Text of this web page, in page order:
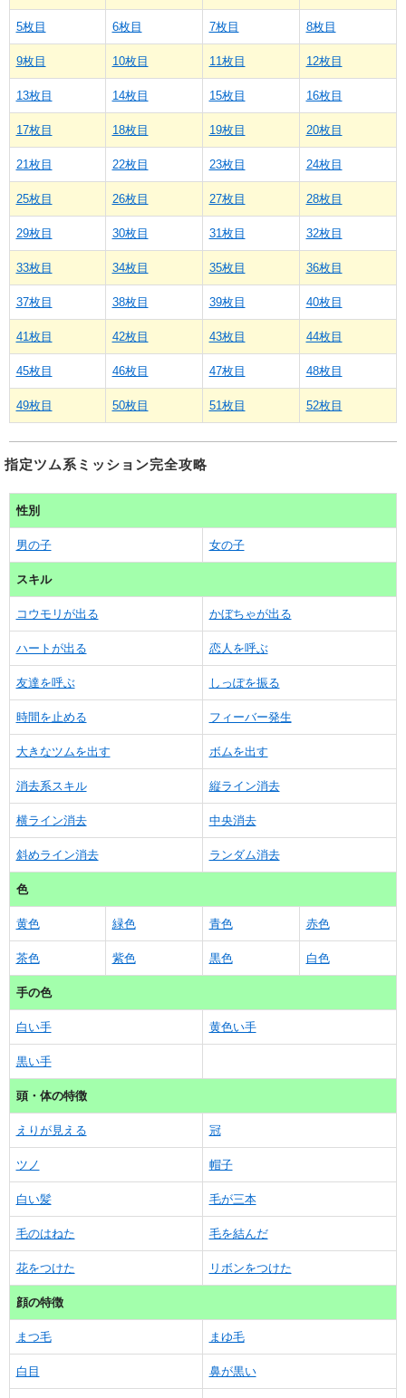
5枚目 6枚目 7枚目 8枚目
9枚目 10枚目 11枚目 12枚目
13枚目 14枚目 15枚目 16枚目
17枚目 18枚目 19枚目 20枚目
21枚目 22枚目 23枚目 24枚目
25枚目 26枚目 27枚目 28枚目
29枚目 30枚目 31枚目 32枚目
33枚目 34枚目 35枚目 36枚目
37枚目 38枚目 39枚目 40枚目
41枚目 42枚目 43枚目 44枚目
45枚目 46枚目 47枚目 48枚目
49枚目 50枚目 51枚目 52枚目
指定ツム系ミッション完全攻略
性別
男の子 女の子
スキル
コウモリが出る かぼちゃが出る
ハートが出る 恋人を呼ぶ
友達を呼ぶ しっぽを振る
時間を止める フィーバー発生
大きなツムを出す ボムを出す
消去系スキル 縦ライン消去
横ライン消去 中央消去
斜めライン消去 ランダム消去
色
黄色 緑色 青色 赤色
茶色 紫色 黒色 白色
手の色
白い手 黄色い手
黒い手
頭・体の特徴
えりが見える 冠
ツノ 帽子
白い髪 毛が三本
毛のはねた 毛を結んだ
花をつけた リボンをつけた
顔の特徴
まつ毛 まゆ毛
白目 鼻が黒い